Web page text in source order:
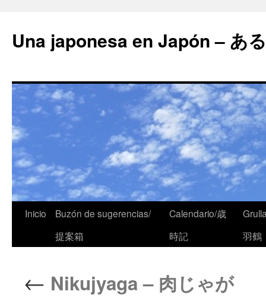
Una japonesa en Japón – あ
Inicio
Buzón de sugerencias/
提案箱
Calendario/歳
時記
羽鶴
← Nikujyaga – 肉じゃが